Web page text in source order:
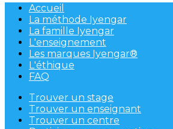
Accueil
La méthode Iyengar
La famille Iyengar
L'enseignement
Les marques Iyengar®
L'éthique
FAQ
Trouver un stage
Trouver un enseignant
Trouver un centre